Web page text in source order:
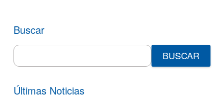
Buscar
Search
for:
Últimas Noticias